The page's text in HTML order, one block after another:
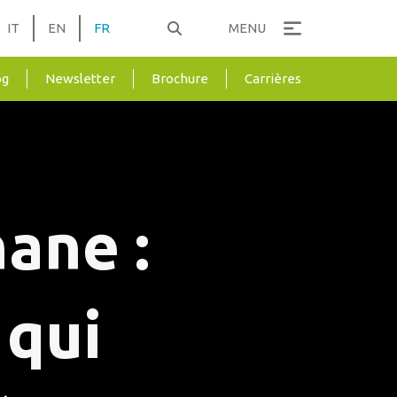
IT EN FR MENU
Newsletter Brochure Carrières
: